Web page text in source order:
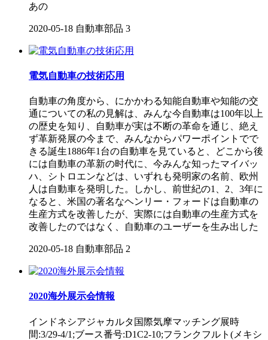
あの
2020-05-18 自動車部品 3
電気自動車の技術応用
自動車の角度から、にかかわる知能自動車や知能の交
通についての私の見解は、みんな今自動車は100年以上
の歴史を知り、自動車が実は不断の革命を通じ、絶え
ず革新発展の今まで、みんなからパワーポイントでで
きる誕生1886年1台の自動車を見ていると、どこから後
には自動車の革新の时代に、今みんな知ったマイバッ
ハ、シトロエンなどは、いずれも発明家の名前、欧州
人は自動車を発明した。しかし、前世紀の1、2、3年に
なると、米国の著名なヘンリー・フォードは自動車の
生産方式を改善したが、実際には自動車の生産方式を
改善したのではなく、自動車のユーザーを生み出した
2020-05-18 自動車部品 2
2020海外展示会情報
インドネシアジャカルタ国際気摩マッチング展時
間:3/29-4/1;ブース番号:D1C2-10;フランクフルト(メキシ